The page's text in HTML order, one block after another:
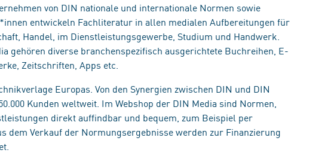
von DIN nationale und internationale Normen sowie
entwickeln Fachliteratur in allen medialen Aufbereitungen für
Handel, im Dienstleistungsgewerbe, Studium und Handwerk.
gehören diverse branchenspezifisch ausgerichtete Buchreihen, E-
Zeitschriften, Apps etc.
Europas. Von den Synergien zwischen DIN und DIN
Kunden weltweit. Im Webshop der DIN Media sind Normen,
direkt auffindbar und bequem, zum Beispiel per
dem Verkauf der Normungsergebnisse werden zur Finanzierung